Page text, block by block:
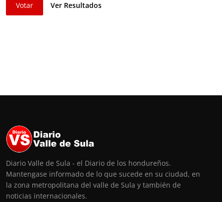
Votar Ver Resultados
Diario Valle de Sula - el Diario de los hondureños.
Mantengase informado de lo que sucede en su ciudad, en
la zona metropolitana del valle de Sula y también de
noticias internacionales.